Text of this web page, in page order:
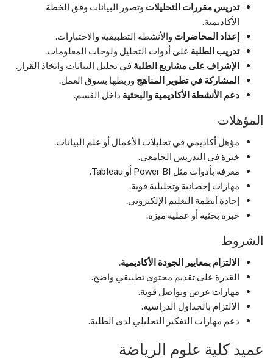
تدريس مقررات التحليلات وتصور البيانات وفق الخطة
الأكاديمية.
إعداد المحاضرات والأنشطة التطبيقية والاختبارات.
تدريب الطلبة على أدوات التحليل ولوحات المعلومات.
الإشراف على مشاريع الطلبة في تحليل البيانات واتخاذ القرار.
المشاركة في تطوير المناهج وربطها بسوق العمل.
دعم الأنشطة الأكاديمية والبحثية داخل القسم.
المؤهلات
مؤهل أكاديمي في تحليلات الأعمال أو علم البيانات.
خبرة في التدريس الجامعي.
معرفة بأدوات مثل Power BI أو Tableau.
مهارات إحصائية وتحليلية قوية.
إجادة أنظمة التعليم الإلكتروني.
خبرة بحثية أو عملية ميزة.
الشروط
الالتزام بمعايير الجودة الأكاديمية.
القدرة على تقديم محتوى تطبيقي واضح.
مهارات عرض وتواصل قوية.
الالتزام بالجداول الدراسية.
دعم مهارات التفكير التحليلي لدى الطلبة.
عميد كلية علوم الرياضة